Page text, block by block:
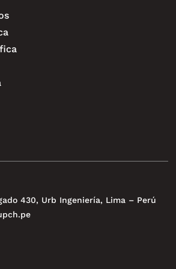
430, Urb Ingeniería, Lima – Perú